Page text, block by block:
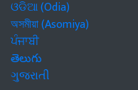
ଓଡିଆ (Odia)
অসমীয়া (Asomiya)
ਪੰਜਾਬੀ
తెలుగు
ગુજરાતી